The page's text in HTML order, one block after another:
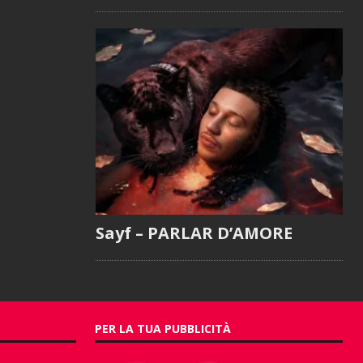
Sayf – PARLAR D’AMORE
PER LA TUA PUBBLICITÀ